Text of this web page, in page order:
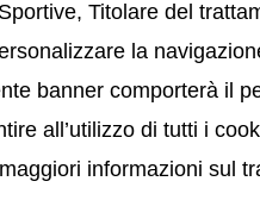
Titolare del
la
banner comporterà
all’utilizzo di tutti i
informazioni sul